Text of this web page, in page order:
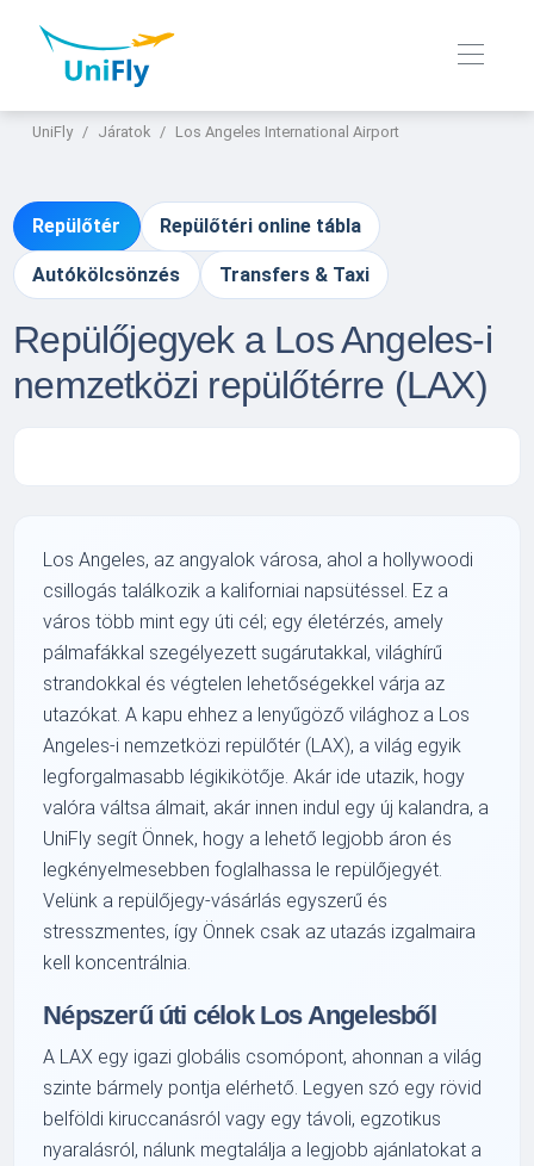
UniFly Járatok Los Angeles International Airport
Repülőtér Repülőtéri online tábla
Autókölcsönzés Transfers & Taxi
Repülőjegyek a Los Angeles-i
nemzetközi repülőtérre (LAX)
Los Angeles, az angyalok városa, ahol a hollywoodi
csillogás találkozik a kaliforniai napsütéssel. Ez a
város több mint egy úti cél; egy életérzés, amely
pálmafákkal szegélyezett sugárutakkal, világhírű
strandokkal és végtelen lehetőségekkel várja az
utazókat. A kapu ehhez a lenyűgöző világhoz a Los
Angeles-i nemzetközi repülőtér (LAX), a világ egyik
legforgalmasabb légikikötője. Akár ide utazik, hogy
valóra váltsa álmait, akár innen indul egy új kalandra, a
UniFly segít Önnek, hogy a lehető legjobb áron és
legkényelmesebben foglalhassa le repülőjegyét.
Velünk a repülőjegy-vásárlás egyszerű és
stresszmentes, így Önnek csak az utazás izgalmaira
kell koncentrálnia.
Népszerű úti célok Los Angelesből
A LAX egy igazi globális csomópont, ahonnan a világ
szinte bármely pontja elérhető. Legyen szó egy rövid
belföldi kiruccanásról vagy egy távoli, egzotikus
nyaralásról, nálunk megtalálja a legjobb ajánlatokat a